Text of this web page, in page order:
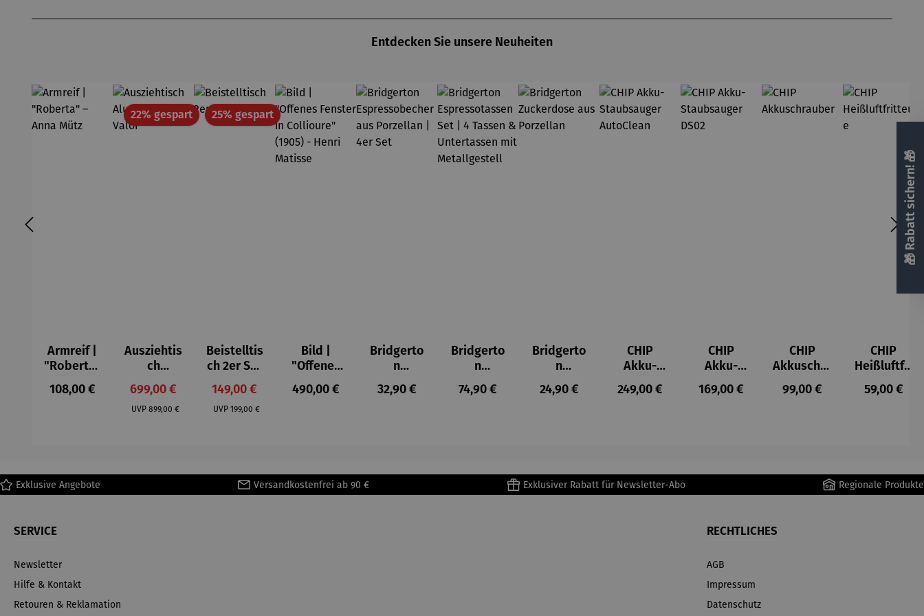
rei
Monet
Entdecken Sie unsere Neuheiten
Armreif |
"Roberta"
– Anna
Mütz
Regulärer Preis:
108,00 €
22% gespartRabatt
Ausziehtis
ch
Aluminium
– Valor
Verkaufspreis:
699,00 €
UVP Regulärer Preis:
899,00 €
25% gespartRabatt
Beistelltis
ch 2er Set
– Dalias
Verkaufspreis:
149,00 €
UVP Regulärer Preis:
199,00 €
Bild |
"Offenes
Fenster in
Collioure"
Regulärer Preis:
490,00 €
Bridgerto
n
Espresso
becher
Regulärer Preis:
32,90 €
Bridgerto
n
Espressot
assen Set
Metallges
Regulärer Preis:
74,90 €
Bridgerto
n
Zuckerdo
se aus
Regulärer Preis:
24,90 €
CHIP
Akku-
Staubsau
ger
Regulärer Preis:
249,00 €
CHIP
Akku-
Staubsau
ger DS02
Regulärer Preis:
169,00 €
CHIP
Akkuschra
uber
Regulärer Preis:
99,00 €
CHIP
Heißluftfri
tteuse
Regulärer
59,00 €
Exklusive Angebote Versandkostenfrei ab 90 € Exklusiver Rabatt für Newsletter-Abo Regionale Produkte
SERVICE
Newsletter
Hilfe & Kontakt
Retouren & Reklamation
RECHTLICHES
AGB
Impressum
Datenschutz
🎁 Rabatt sichern! 🎁